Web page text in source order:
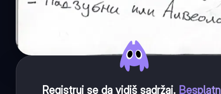
Registruj se da vidiš sadržaj.